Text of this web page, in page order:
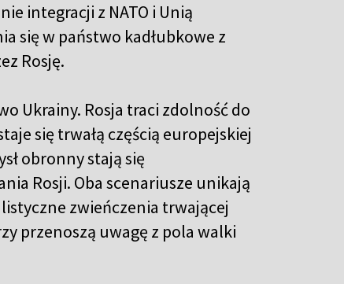
integracji z NATO i Unią
się w państwo kadłubkowe z
Rosję.
Ukrainy. Rosja traci zdolność do
się trwałą częścią europejskiej
obronny stają się
Rosji. Oba scenariusze unikają
zwieńczenia trwającej
przenoszą uwagę z pola walki